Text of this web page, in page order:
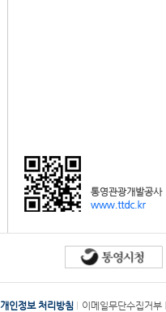
개인정보 처리방침 이메일무단수집거부